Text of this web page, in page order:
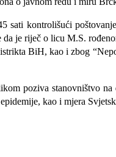
kontrolišući
je riječ o licu M.S.
BiH, kao i zbog
poziva stanovništvo
kao i mjera